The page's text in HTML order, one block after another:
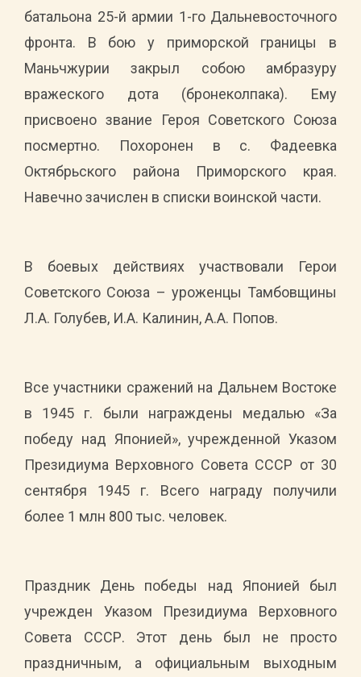
батальона 25-й армии 1-го Дальневосточного
фронта. В бою у приморской границы в
Маньчжурии закрыл собою амбразуру
вражеского дота (бронеколпака). Ему
присвоено звание Героя Советского Союза
посмертно. Похоронен в с. Фадеевка
Октябрьского района Приморского края.
Навечно зачислен в списки воинской части.
В боевых действиях участвовали Герои
Советского Союза – уроженцы Тамбовщины
Л.А. Голубев, И.А. Калинин, А.А. Попов.
Все участники сражений на Дальнем Востоке
в 1945 г. были награждены медалью «За
победу над Японией», учрежденной Указом
Президиума Верховного Совета СССР от 30
сентября 1945 г. Всего награду получили
более 1 млн 800 тыс. человек.
Праздник День победы над Японией был
учрежден Указом Президиума Верховного
Совета СССР. Этот день был не просто
праздничным, а официальным выходным